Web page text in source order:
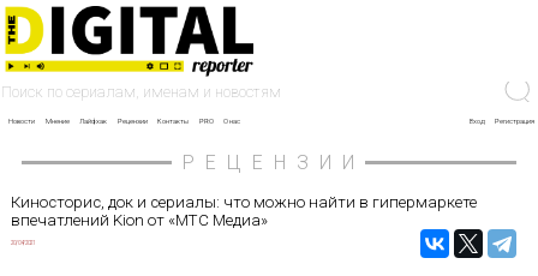
Новости Мнение Лайфхак Рецензии Контакты PRO О нас Вход Регистрация
РЕЦЕНЗИИ
Киносторис, док и сериалы: что можно найти в гипермаркете
впечатлений Kion от «МТС Медиа»
20/04/2021